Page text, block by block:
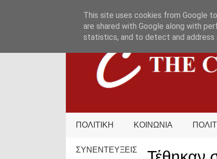
ΠΟΛΙΤΙΚΗ ΚΟΙΝΩΝΙΑ
ΣΥΝΕΝΤΕΥΞΕΙΣ
This site uses cookies from Google
are shared with Google along with
statistics, and to detect and address